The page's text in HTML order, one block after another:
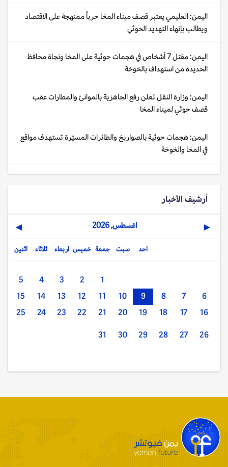
اليمن: العليمي يعتبر قصف ميناء المخا حرباً ممنهجة على الاقتصاد
ويطالب بإنهاء التهديد الحوثي
اليمن: مقتل 7 أشخاص في هجمات حوثية على المخا ونجاة محافظ
الحديدة من استهداف بالخوخة
اليمن: وزارة النقل تعلن رفع الجاهزية بالموانئ والمطارات عقب
قصف حوثي لميناء المخا
اليمن: هجمات حوثية بالصواريخ والطائرات المسيّرة تستهدف مواقع
في المخا والخوخة
أرشيف الأخبار
◀ اغسطس, 2026 ▶
اثنين ثلاثاء اربعاء خميس جمعة سبت احد
1
2
3
4
5
6
7
8
9
10
11
12
13
14
15
16
17
18
19
20
21
22
23
24
25
26
27
28
29
30
31